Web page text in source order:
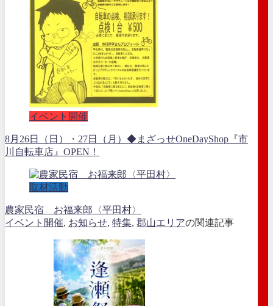
イベント開催
8月26日（日）・27日（月）◆まざっせOneDayShop『市
川自転車店』OPEN！
取材活動
農家民宿 お福来郎〈平田村〉
イベント開催, お知らせ, 特集, 郡山エリアの関連記事